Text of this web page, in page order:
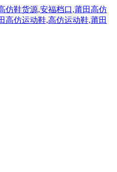
仿鞋货源,安福档口,莆田高仿
高仿运动鞋,高仿运动鞋,莆田